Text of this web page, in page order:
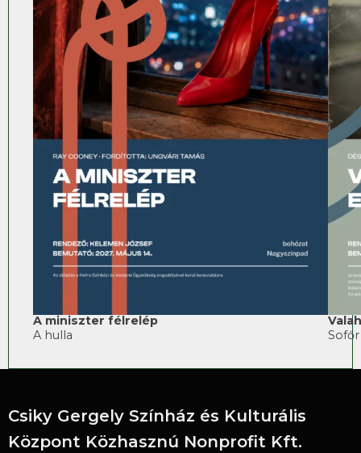
A miniszter félrelép
A hulla
Sofőr
Csiky Gergely Színház és Kulturális
Központ Közhasznú Nonprofit Kft.